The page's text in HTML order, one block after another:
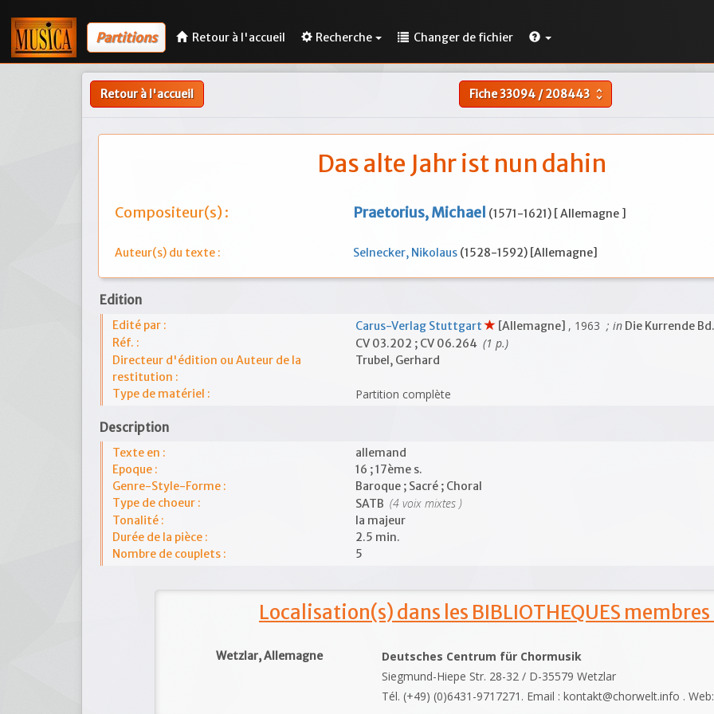
Partitions Retour à l'accueil Recherche Changer de fichier
Retour à l'accueil Fiche33094/208443 unfold_more
Das alte Jahr ist nun dahin
Compositeur(s) : Praetorius, Michael (1571-1621) [ Allemagne ]
Auteur(s) du texte : Selnecker, Nikolaus (1528-1592) [Allemagne]
Edition
Edité par : Carus-Verlag Stuttgart [Allemagne] , 1963 ; in Die Kurrende
Réf. :
CV 03.202 ; CV 06.264 (1 p.)
Directeur d'édition ou Auteur de la
restitution :
Trubel, Gerhard
Type de matériel : Partition complète
Description
Texte en :
allemand
Epoque :
16 ; 17ème s.
Genre-Style-Forme :
Baroque ; Sacré ; Choral
Type de choeur :
SATB (4 voix mixtes )
Tonalité :
la majeur
Durée de la pièce :
2.5 min.
Nombre de couplets :
5
Localisation(s) dans les BIBLIOTHEQUES membres
Wetzlar, Allemagne
Deutsches Centrum für Chormusik
Siegmund-Hiepe Str. 28-32 / D-35579 Wetzlar
Tél. (+49) (0)6431-9717271. Email : kontakt@chorwelt.info .